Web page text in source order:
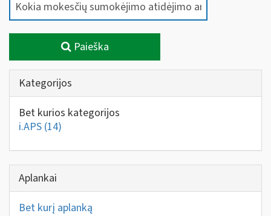
Paieška
Kategorijos
Bet kurios kategorijos
i.APS (14)
Aplankai
Bet kurį aplanką